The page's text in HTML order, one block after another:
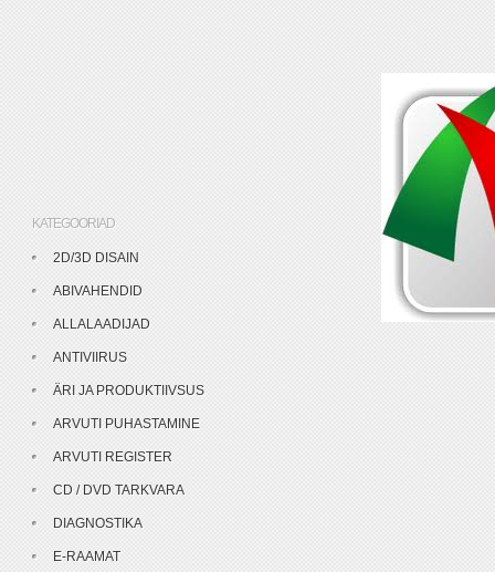
KATEGOORIAD
2D/3D DISAIN
ABIVAHENDID
ALLALAADIJAD
ANTIVIIRUS
ÄRI JA PRODUKTIIVSUS
ARVUTI PUHASTAMINE
ARVUTI REGISTER
CD / DVD TARKVARA
DIAGNOSTIKA
E-RAAMAT